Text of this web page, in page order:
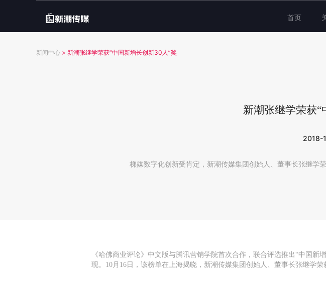
首页
新闻中心 > 新潮张继学荣获“中国新增长创新30人”奖
新潮张继学荣获“
2018-
梯媒数字化创新受肯定，新潮传媒集团创始人、董事长张继学
《哈佛商业评论》中文版与腾讯营销学院首次合作，联合评选推出“中国
现。10月16日，该榜单在上海揭晓，新潮传媒集团创始人、董事长张继学